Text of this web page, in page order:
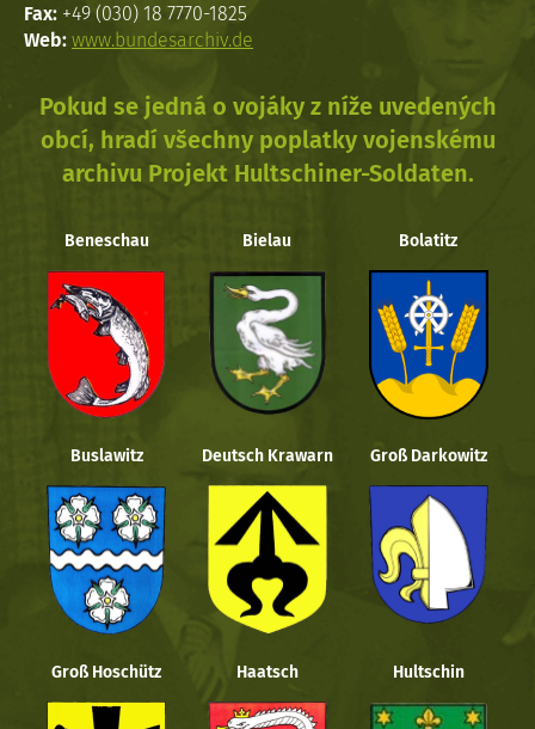
Fax: +49 (030) 18 7770-1825
Web: www.bundesarchiv.de
Pokud se jedná o vojáky z níže uvedených
obcí, hradí všechny poplatky vojenskému
archivu Projekt Hultschiner-Soldaten.
Beneschau Bielau Bolatitz
Buslawitz Deutsch Krawarn Groß Darkowitz
Groß Hoschütz Haatsch Hultschin